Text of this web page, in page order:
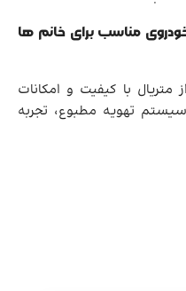
مناسب برای خانم ها
متریال با کیفیت و امکانات
تهویه مطبوع، تجربه